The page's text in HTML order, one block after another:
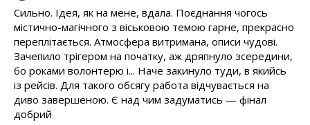
Сильно. Ідея, як на мене, вдала. Поєднання чогось
містично-магічного з віськовою темою гарне, прекрасно
переплітається. Атмосфера витримана, описи чудові.
Зачепило трігером на початку, аж дряпнуло зсередини,
бо роками волонтерю і... Наче закинуло туди, в якийсь
із рейсів. Для такого обсягу работа відчувається на
диво завершеною. Є над чим задуматись — фінал
добрий